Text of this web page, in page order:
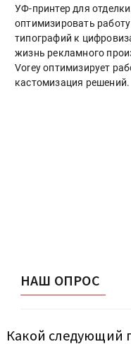
УФ-принтер для
оптимизировать
типографий к
жизнь рекламного
Vorey оптимизирует
кастомизация решений.
НАШ ОПРОС
Какой следующий